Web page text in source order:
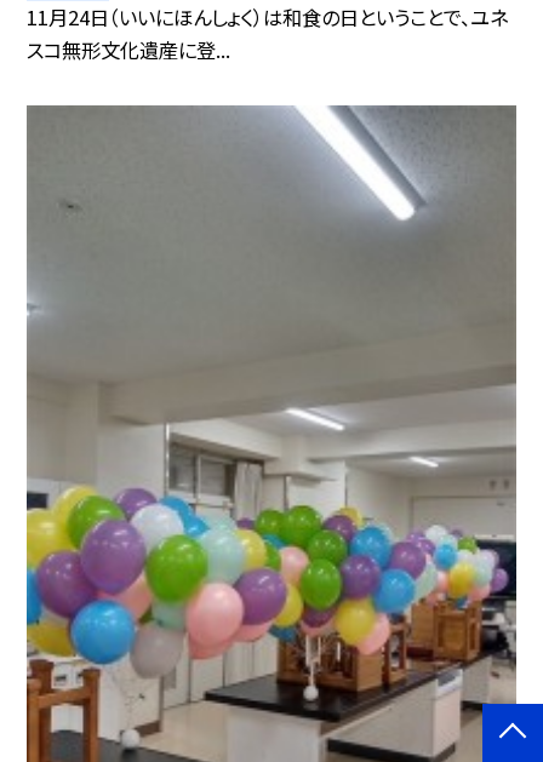
11月24日（いいにほんしょく）は和食の日ということで、ユネ
スコ無形文化遺産に登...